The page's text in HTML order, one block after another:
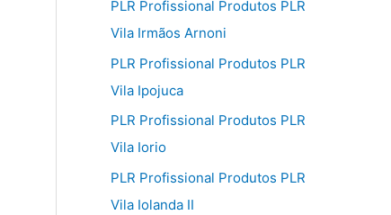
PLR Profissional Produtos PLR
Vila Irmãos Arnoni
PLR Profissional Produtos PLR
Vila Ipojuca
PLR Profissional Produtos PLR
Vila Iorio
PLR Profissional Produtos PLR
Vila Iolanda II